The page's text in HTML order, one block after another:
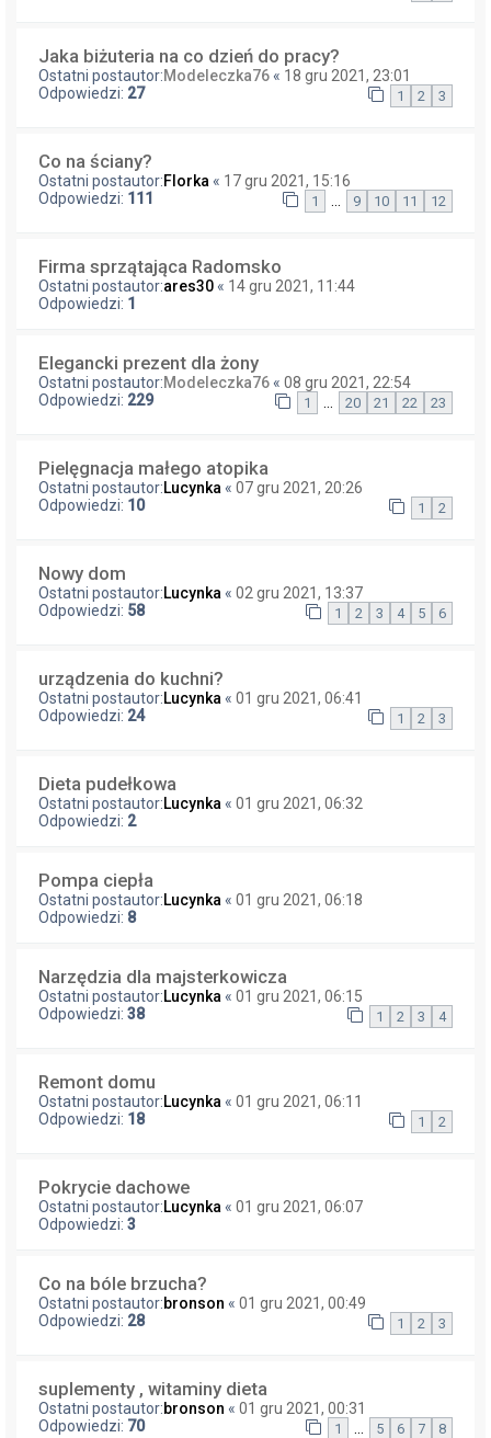
Jaka biżuteria na co dzień do pracy?
Ostatni postautor:Modeleczka76 « 18 gru 2021, 23:01
Odpowiedzi: 27 1 2 3
Co na ściany?
Ostatni postautor:Florka « 17 gru 2021, 15:16
Odpowiedzi: 111 1 9 10 11 12
Firma sprzątająca Radomsko
Ostatni postautor:ares30 « 14 gru 2021, 11:44
Odpowiedzi: 1
Elegancki prezent dla żony
Ostatni postautor:Modeleczka76 « 08 gru 2021, 22:54
Odpowiedzi: 229 1 20 21 22 23
Pielęgnacja małego atopika
Ostatni postautor:Lucynka « 07 gru 2021, 20:26
Odpowiedzi: 10 1 2
Nowy dom
Ostatni postautor:Lucynka « 02 gru 2021, 13:37
Odpowiedzi: 58 1 2 3 4 5 6
urządzenia do kuchni?
Ostatni postautor:Lucynka « 01 gru 2021, 06:41
Odpowiedzi: 24 1 2 3
Dieta pudełkowa
Ostatni postautor:Lucynka « 01 gru 2021, 06:32
Odpowiedzi: 2
Pompa ciepła
Ostatni postautor:Lucynka « 01 gru 2021, 06:18
Odpowiedzi: 8
Narzędzia dla majsterkowicza
Ostatni postautor:Lucynka « 01 gru 2021, 06:15
Odpowiedzi: 38 1 2 3 4
Remont domu
Ostatni postautor:Lucynka « 01 gru 2021, 06:11
Odpowiedzi: 18 1 2
Pokrycie dachowe
Ostatni postautor:Lucynka « 01 gru 2021, 06:07
Odpowiedzi: 3
Co na bóle brzucha?
Ostatni postautor:bronson « 01 gru 2021, 00:49
Odpowiedzi: 28 1 2 3
suplementy , witaminy dieta
Ostatni postautor:bronson « 01 gru 2021, 00:31
Odpowiedzi: 70 1 5 6 7 8